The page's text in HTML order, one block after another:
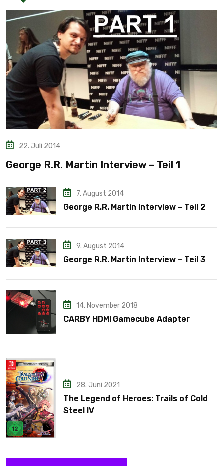
22. Juli 2014
George R.R. Martin Interview – Teil 1
7. August 2014
George R.R. Martin Interview – Teil 2
9. August 2014
George R.R. Martin Interview – Teil 3
14. November 2018
CARBY HDMI Gamecube Adapter
28. Juni 2021
The Legend of Heroes: Trails of Cold
Steel IV